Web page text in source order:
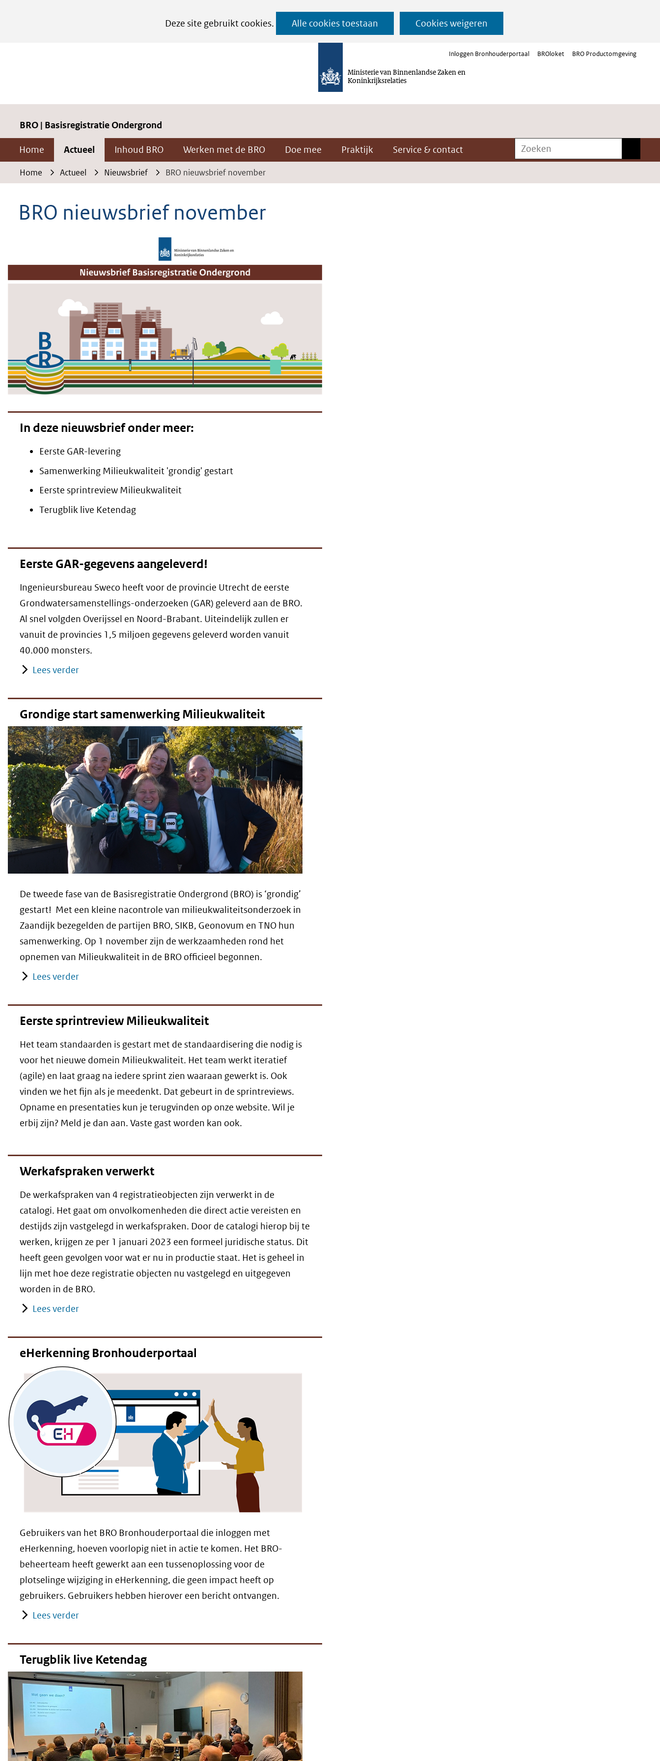
Deze site gebruikt cookies.
van
cookies
op
deze
website
worden
Alle cookies toestaan Cookies weigeren
Ga
naar
de
Ministerie van Binnenlandse Zaken en
Koninkrijksrelaties
Inloggen Bronhouderportaal BROloket BRO Productomgeving
BRO | Basisregistratie Ondergrond
Home Actueel Inhoud BRO Werken met de BRO Doe mee Praktijk Service & contact Zoeken
Home Actueel Nieuwsbrief BRO nieuwsbrief november
BRO nieuwsbrief november
In deze nieuwsbrief onder meer:
Eerste GAR-levering
Samenwerking Milieukwaliteit 'grondig' gestart
Eerste sprintreview Milieukwaliteit
Terugblik live Ketendag
Eerste GAR-gegevens aangeleverd!
Ingenieursbureau Sweco heeft voor de provincie Utrecht de eerste
Grondwatersamenstellings-onderzoeken (GAR) geleverd aan de BRO.
Al snel volgden Overijssel en Noord-Brabant. Uiteindelijk zullen er
vanuit de provincies 1,5 miljoen gegevens geleverd worden vanuit
40.000 monsters.
Lees verder
Grondige start samenwerking Milieukwaliteit
De tweede fase van de Basisregistratie Ondergrond (BRO) is ‘grondig’
gestart! Met een kleine nacontrole van milieukwaliteitsonderzoek in
Zaandijk bezegelden de partijen BRO, SIKB, Geonovum en TNO hun
samenwerking. Op 1 november zijn de werkzaamheden rond het
opnemen van Milieukwaliteit in de BRO officieel begonnen.
Lees verder
Eerste sprintreview Milieukwaliteit
Het team standaarden is gestart met de standaardisering die nodig is
voor het nieuwe domein Milieukwaliteit. Het team werkt iteratief
(agile) en laat graag na iedere sprint zien waaraan gewerkt is. Ook
vinden we het fijn als je meedenkt. Dat gebeurt in de sprintreviews.
Opname en presentaties kun je terugvinden op onze website. Wil je
erbij zijn? Meld je dan aan. Vaste gast worden kan ook.
Werkafspraken verwerkt
De werkafspraken van 4 registratieobjecten zijn verwerkt in de
catalogi. Het gaat om onvolkomenheden die direct actie vereisten en
destijds zijn vastgelegd in werkafspraken. Door de catalogi hierop bij te
werken, krijgen ze per 1 januari 2023 een formeel juridische status. Dit
heeft geen gevolgen voor wat er nu in productie staat. Het is geheel in
lijn met hoe deze registratie objecten nu vastgelegd en uitgegeven
worden in de BRO.
Lees verder
eHerkenning Bronhouderportaal
Gebruikers van het BRO Bronhouderportaal die inloggen met
eHerkenning, hoeven voorlopig niet in actie te komen. Het BRO-
beheerteam heeft gewerkt aan een tussenoplossing voor de
plotselinge wijziging in eHerkenning, die geen impact heeft op
gebruikers. Gebruikers hebben hierover een bericht ontvangen.
Lees verder
Terugblik live Ketendag